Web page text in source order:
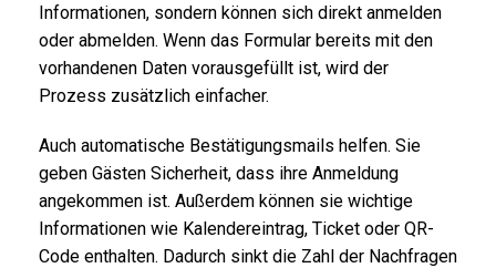
Informationen, sondern können sich direkt anmelden
oder abmelden. Wenn das Formular bereits mit den
vorhandenen Daten vorausgefüllt ist, wird der
Prozess zusätzlich einfacher.
Auch automatische Bestätigungsmails helfen. Sie
geben Gästen Sicherheit, dass ihre Anmeldung
angekommen ist. Außerdem können sie wichtige
Informationen wie Kalendereintrag, Ticket oder QR-
Code enthalten. Dadurch sinkt die Zahl der Nachfragen